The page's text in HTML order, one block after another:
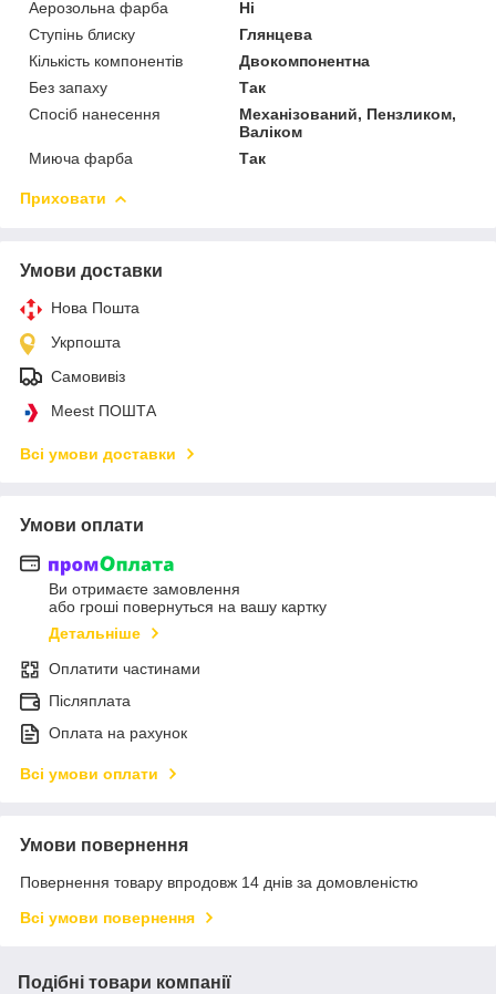
Аерозольна фарба
Ні
Ступінь блиску
Глянцева
Кількість компонентів
Двокомпонентна
Без запаху
Так
Спосіб нанесення
Механізований, Пензликом,
Валіком
Миюча фарба
Так
Приховати
Умови доставки
Нова Пошта
Укрпошта
Самовивіз
Meest ПОШТА
Всі умови доставки
Умови оплати
Ви отримаєте замовлення
або гроші повернуться на вашу картку
Детальніше
Оплатити частинами
Післяплата
Оплата на рахунок
Всі умови оплати
Умови повернення
Повернення товару впродовж 14 днів за домовленістю
Всі умови повернення
Подібні товари компанії